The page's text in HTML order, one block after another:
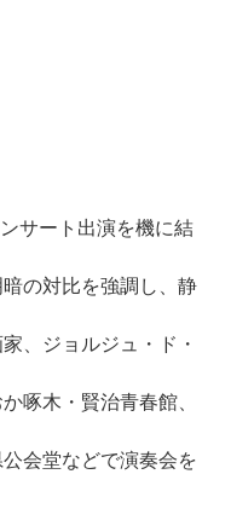
サート出演を機に結
の対比を強調し、静
、ジョルジュ・ド・
啄木・賢治青春館、
会堂などで演奏会を